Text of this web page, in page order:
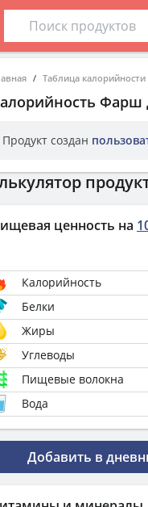
Таблица
Фарш
Продукт создан
ценность на
Калорийность
Белки
Жиры
Углеводы
Пищевые волокна
Вода
Добавить в